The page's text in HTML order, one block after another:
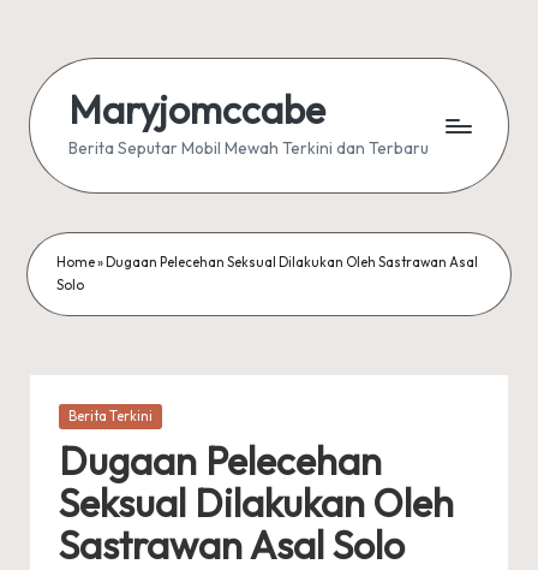
content
Maryjomccabe
Berita Seputar Mobil Mewah Terkini dan Terbaru
Home» Dugaan Pelecehan Seksual Dilakukan Oleh Sastrawan Asal
Solo
Posted
Berita Terkini
Dugaan Pelecehan
Seksual Dilakukan Oleh
Sastrawan Asal Solo